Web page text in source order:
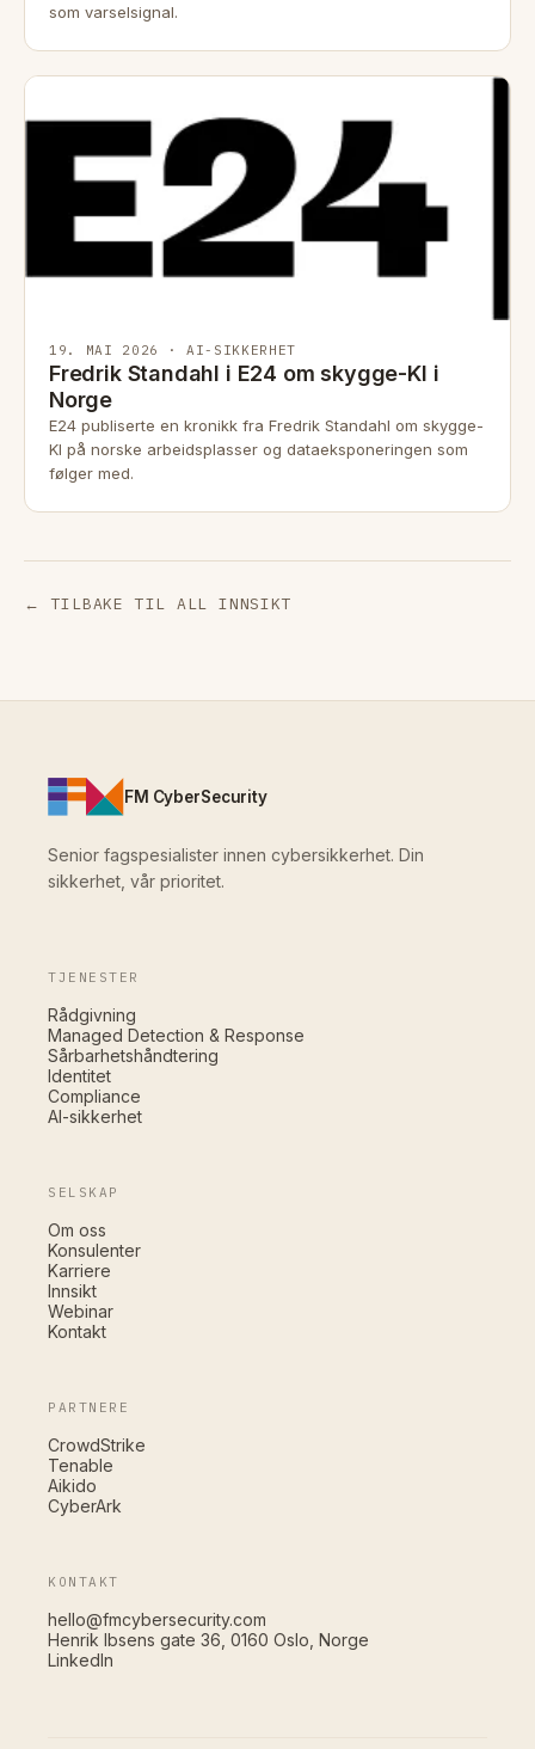
som varselsignal.
19. MAI 2026 · AI-SIKKERHET
Fredrik Standahl i E24 om skygge-KI i
Norge
E24 publiserte en kronikk fra Fredrik Standahl om skygge-
KI på norske arbeidsplasser og dataeksponeringen som
følger med.
← TILBAKE TIL ALL INNSIKT
FM CyberSecurity
Senior fagspesialister innen cybersikkerhet. Din
sikkerhet, vår prioritet.
TJENESTER
Rådgivning
Managed Detection & Response
Sårbarhetshåndtering
Identitet
Compliance
AI-sikkerhet
SELSKAP
Om oss
Konsulenter
Karriere
Innsikt
Webinar
Kontakt
PARTNERE
CrowdStrike
Tenable
Aikido
CyberArk
KONTAKT
hello@fmcybersecurity.com
Henrik Ibsens gate 36, 0160 Oslo, Norge
LinkedIn